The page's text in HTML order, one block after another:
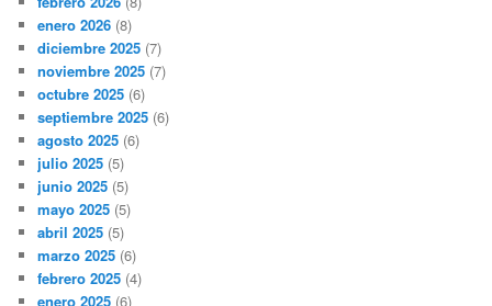
enero 2026 (8)
diciembre 2025 (7)
noviembre 2025 (7)
octubre 2025 (6)
septiembre 2025 (6)
agosto 2025 (6)
julio 2025 (5)
junio 2025 (5)
mayo 2025 (5)
abril 2025 (5)
marzo 2025 (6)
febrero 2025 (4)
enero 2025 (6)